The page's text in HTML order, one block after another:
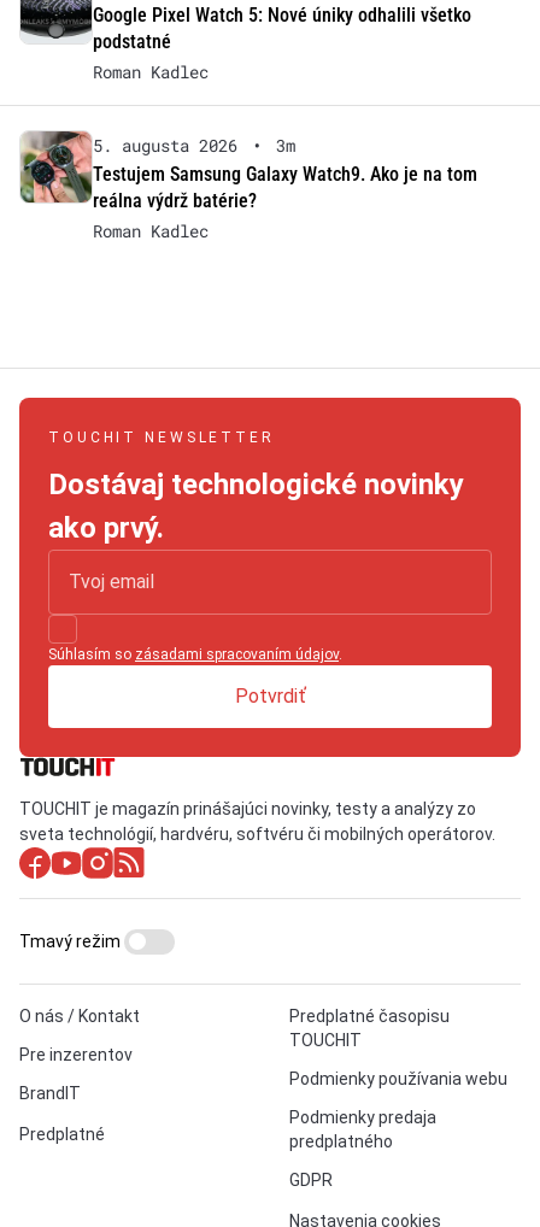
Google Pixel Watch 5: Nové úniky odhalili všetko
podstatné
Roman Kadlec
5. augusta 2026 •
3m
Testujem Samsung Galaxy Watch9. Ako je na tom
reálna výdrž batérie?
Roman Kadlec
TOUCHIT NEWSLETTER
Dostávaj technologické novinky
ako prvý.
Súhlasím so zásadami spracovaním údajov.
Potvrdiť
TOUCHIT je magazín prinášajúci novinky, testy a analýzy zo
sveta technológií, hardvéru, softvéru či mobilných operátorov.
O nás / Kontakt
Pre inzerentov
BrandIT
Predplatné
Predplatné časopisu
TOUCHIT
Podmienky používania webu
Podmienky predaja
predplatného
GDPR
Nastavenia cookies
Tmavý režim